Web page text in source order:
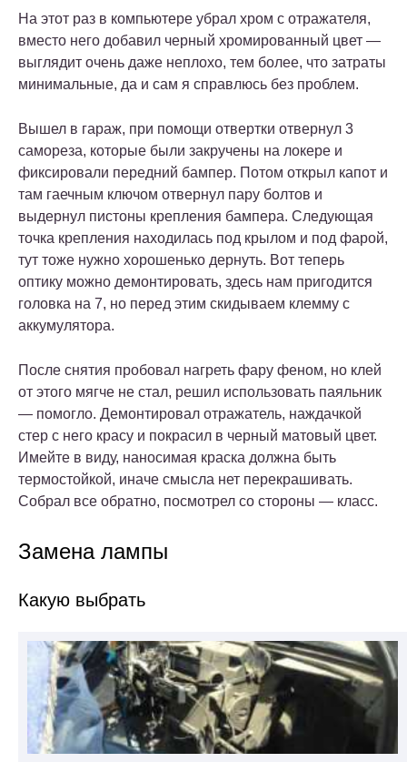
На этот раз в компьютере убрал хром с отражателя,
вместо него добавил черный хромированный цвет —
выглядит очень даже неплохо, тем более, что затраты
минимальные, да и сам я справлюсь без проблем.
Вышел в гараж, при помощи отвертки отвернул 3
самореза, которые были закручены на локере и
фиксировали передний бампер. Потом открыл капот и
там гаечным ключом отвернул пару болтов и
выдернул пистоны крепления бампера. Следующая
точка крепления находилась под крылом и под фарой,
тут тоже нужно хорошенько дернуть. Вот теперь
оптику можно демонтировать, здесь нам пригодится
головка на 7, но перед этим скидываем клемму с
аккумулятора.
После снятия пробовал нагреть фару феном, но клей
от этого мягче не стал, решил использовать паяльник
— помогло. Демонтировал отражатель, наждачкой
стер с него красу и покрасил в черный матовый цвет.
Имейте в виду, наносимая краска должна быть
термостойкой, иначе смысла нет перекрашивать.
Собрал все обратно, посмотрел со стороны — класс.
Замена лампы
Какую выбрать